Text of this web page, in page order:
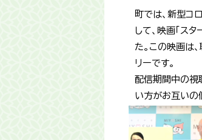
町では、新型コ
して、映画「ス
た。この映画は
リーです。
配信期間中の視
い方がお互いの